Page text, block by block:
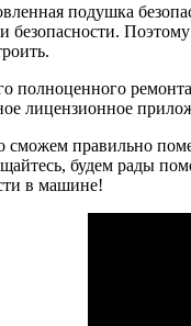
подушка
полноценного
лицензионное
сможем правильно
будем рады
в машине!